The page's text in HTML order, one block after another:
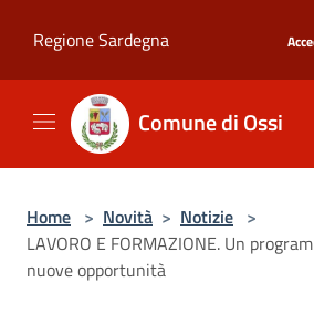
Regione Sardegna
Comune di Ossi
Home > Novità > Notizie >
LAVORO E FORMAZIONE. Un
nuove opportunità